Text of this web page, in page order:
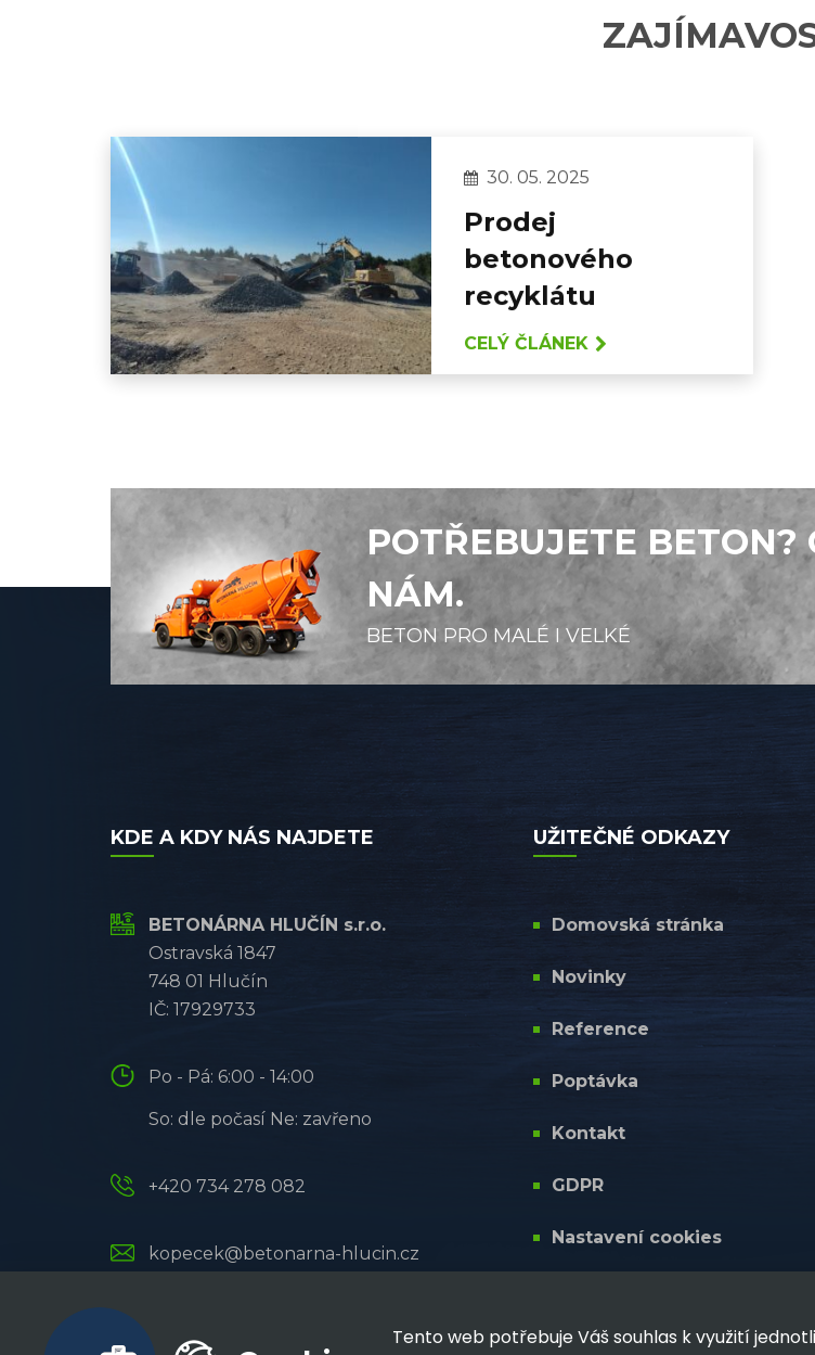
30. 05. 2025
Prodej
betonového
recyklátu
CELÝ ČLÁNEK
POTŘEBUJETE BETON?
NÁM.
BETON PRO MALÉ I VELKÉ
KDE A KDY NÁS NAJDETE
BETONÁRNA HLUČÍN s.r.o.
Ostravská 1847
748 01 Hlučín
IČ: 17929733
Po - Pá: 6:00 - 14:00
So: dle počasí Ne: zavřeno
+420 734 278 082
kopecek@betonarna-hlucin.cz
UŽITEČNÉ ODKAZY
Domovská stránka
Novinky
Reference
Poptávka
Kontakt
GDPR
Nastavení cookies
Tento web potřebuje Váš souhlas k využití